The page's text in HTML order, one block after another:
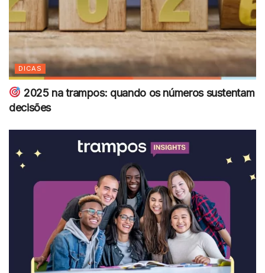
DICAS
2025 na trampos: quando os números sustentam
decisões